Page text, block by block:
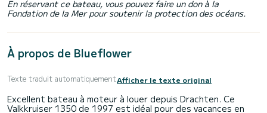
En réservant ce bateau, vous pouvez faire un don à la
Fondation de la Mer pour soutenir la protection des océans.
À propos de Blueflower
Texte traduit automatiquementAfficher le texte original
Excellent bateau à moteur à louer depuis Drachten. Ce
Valkkruiser 1350 de 1997 est idéal pour des vacances en